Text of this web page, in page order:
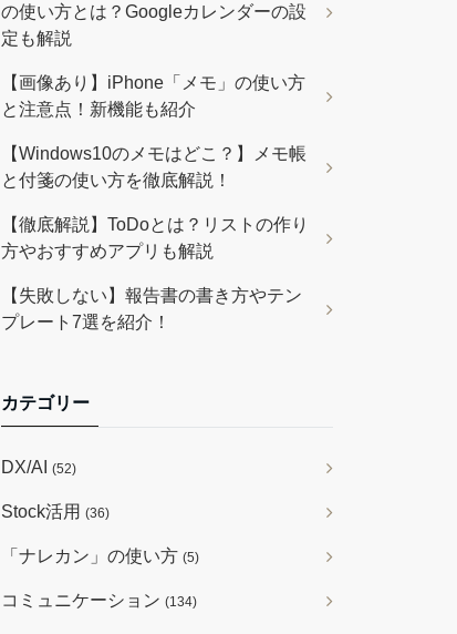
の使い方とは？Googleカレンダーの設
定も解説
【画像あり】iPhone「メモ」の使い方
と注意点！新機能も紹介
【Windows10のメモはどこ？】メモ帳
と付箋の使い方を徹底解説！
【徹底解説】ToDoとは？リストの作り
方やおすすめアプリも解説
【失敗しない】報告書の書き方やテン
プレート7選を紹介！
カテゴリー
DX/AI (52)
Stock活用 (36)
「ナレカン」の使い方 (5)
コミュニケーション (134)